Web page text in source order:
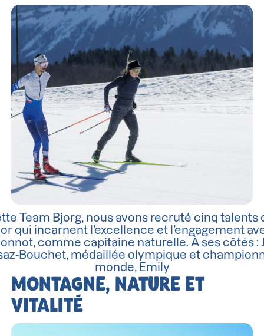
Team Bjorg, nous avons recruté cinq talents
qui incarnent l’excellence et l’engagement
comme capitaine naturelle. À ses côtés :
Bouchet, médaillée olympique et
monde, Emily
MONTAGNE, NATURE ET
VITALITÉ